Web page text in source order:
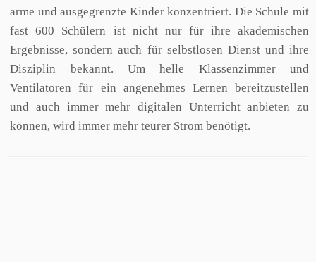
arme und ausgegrenzte Kinder konzentriert. Die Schule mit
fast 600 Schülern ist nicht nur für ihre akademischen
Ergebnisse, sondern auch für selbstlosen Dienst und ihre
Disziplin bekannt. Um helle Klassenzimmer und
Ventilatoren für ein angenehmes Lernen bereitzustellen
und auch immer mehr digitalen Unterricht anbieten zu
können, wird immer mehr teurer Strom benötigt.